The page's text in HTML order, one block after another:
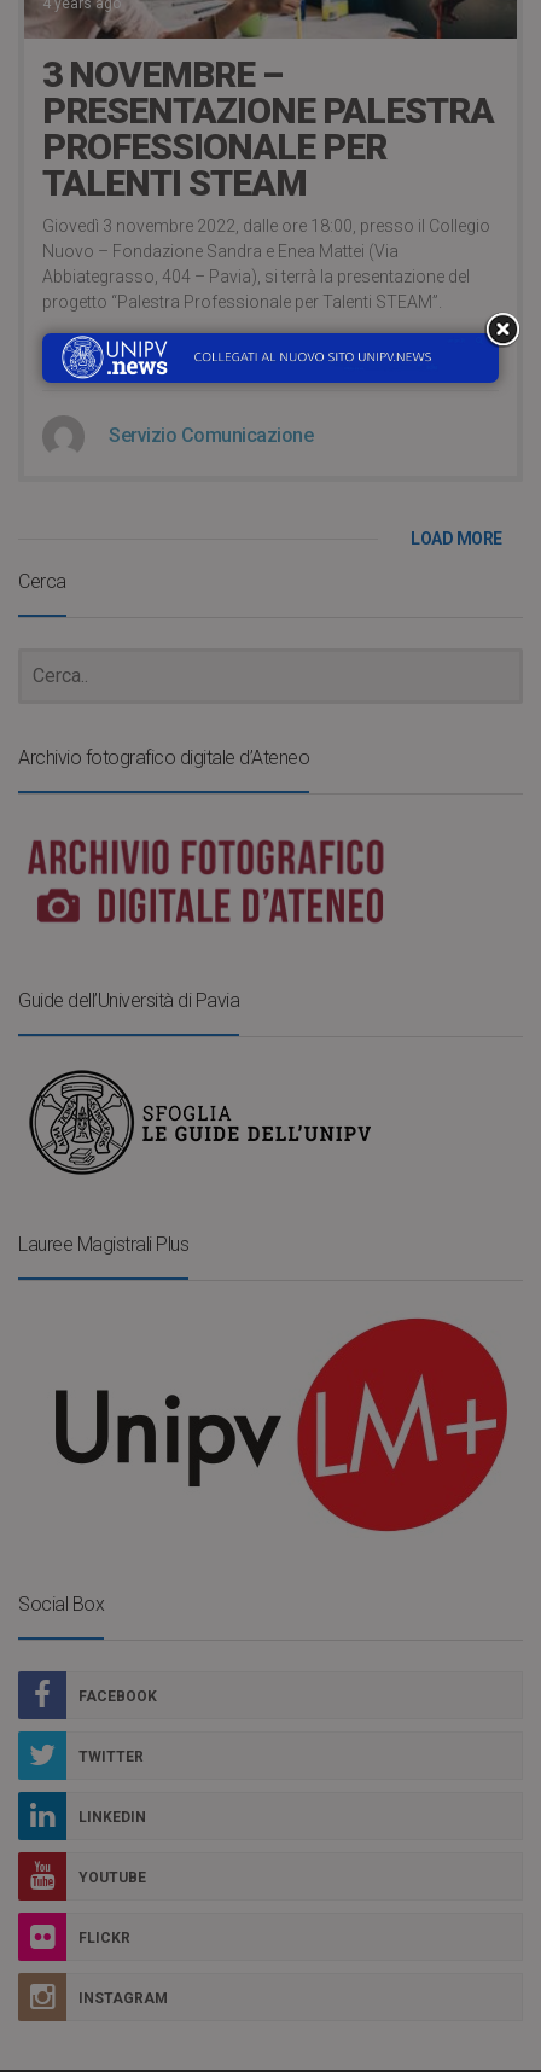
4 years ago
3 NOVEMBRE –
PRESENTAZIONE PALESTRA
PROFESSIONALE PER
TALENTI STEAM
Giovedì 3 novembre 2022, dalle ore 18:00, presso il Collegio
Nuovo – Fondazione Sandra e Enea Mattei (Via
Abbiategrasso, 404 – Pavia), si terrà la presentazione del
progetto “Palestra Professionale per Talenti STEAM”.
CONTINUA A LEGGERE
Servizio Comunicazione
LOAD MORE
Cerca
Archivio fotografico digitale d’Ateneo
Guide dell’Università di Pavia
Lauree Magistrali Plus
Social Box
FACEBOOK
TWITTER
LINKEDIN
YOUTUBE
FLICKR
INSTAGRAM